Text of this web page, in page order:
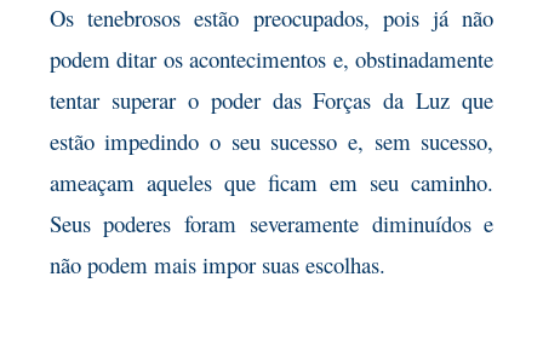
Os tenebrosos estão preocupados, pois já não
podem ditar os acontecimentos e, obstinadamente
tentar superar o poder das Forças da Luz que
estão impedindo o seu sucesso e, sem sucesso,
ameaçam aqueles que ficam em seu caminho.
Seus poderes foram severamente diminuídos e
não podem mais impor suas escolhas.